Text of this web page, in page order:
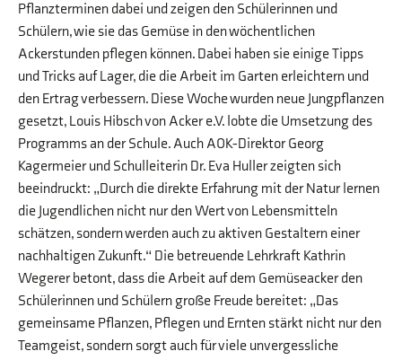
Pflanzterminen dabei und zeigen den Schülerinnen und
Schülern, wie sie das Gemüse in den wöchentlichen
Ackerstunden pflegen können. Dabei haben sie einige Tipps
und Tricks auf Lager, die die Arbeit im Garten erleichtern und
den Ertrag verbessern. Diese Woche wurden neue Jungpflanzen
gesetzt, Louis Hibsch von Acker e.V. lobte die Umsetzung des
Programms an der Schule. Auch AOK-Direktor Georg
Kagermeier und Schulleiterin Dr. Eva Huller zeigten sich
beeindruckt: „Durch die direkte Erfahrung mit der Natur lernen
die Jugendlichen nicht nur den Wert von Lebensmitteln
schätzen, sondern werden auch zu aktiven Gestaltern einer
nachhaltigen Zukunft.“ Die betreuende Lehrkraft Kathrin
Wegerer betont, dass die Arbeit auf dem Gemüseacker den
Schülerinnen und Schülern große Freude bereitet: „Das
gemeinsame Pflanzen, Pflegen und Ernten stärkt nicht nur den
Teamgeist, sondern sorgt auch für viele unvergessliche